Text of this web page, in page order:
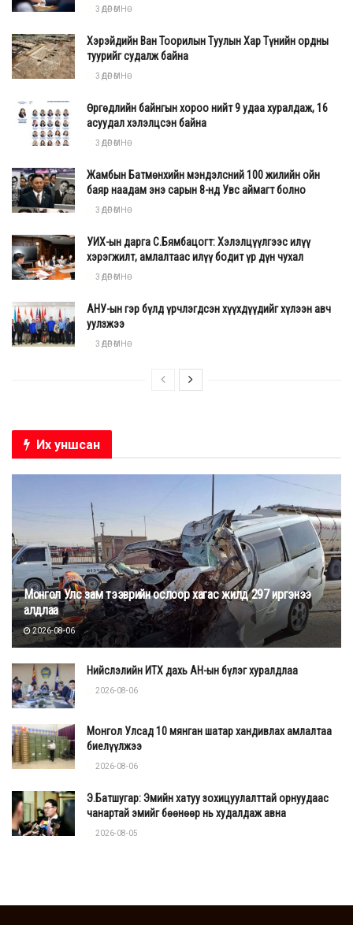
3 ӨДӨР ӨМНӨ
Хэрэйдийн Ван Тоорилын Туулын Хар Түнийн ордны
туурийг судалж байна
3 ӨДӨР ӨМНӨ
Өргөдлийн байнгын хороо нийт 9 удаа хуралдаж, 16
асуудал хэлэлцсэн байна
3 ӨДӨР ӨМНӨ
Жамбын Батмөнхийн мэндэлсний 100 жилийн ойн
баяр наадам энэ сарын 8-нд Увс аймагт болно
3 ӨДӨР ӨМНӨ
УИХ-ын дарга С.Бямбацогт: Хэлэлцүүлгээс илүү
хэрэгжилт, амлалтаас илүү бодит үр дүн чухал
3 ӨДӨР ӨМНӨ
АНУ-ын гэр бүлд үрчлэгдсэн хүүхдүүдийг хүлээн авч
уулзжээ
3 ӨДӨР ӨМНӨ
Их уншсан
Монгол Улс зам тээврийн ослоор хагас жилд 297 иргэнээ
алдлаа
2026-08-06
Нийслэлийн ИТХ дахь АН-ын бүлэг хуралдлаа
2026-08-06
Монгол Улсад 10 мянган шатар хандивлах амлалтаа
биелүүлжээ
2026-08-06
Э.Батшугар: Эмийн хатуу зохицуулалттай орнуудаас
чанартай эмийг бөөнөөр нь худалдаж авна
2026-08-05